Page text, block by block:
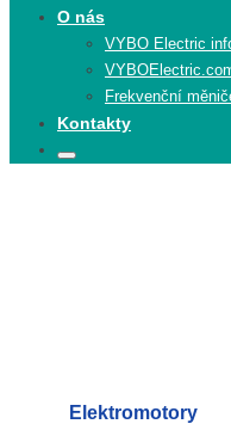
O nás
VYBO Electric
Frekvenční
Kontakty
Search
Search
Elektromotory